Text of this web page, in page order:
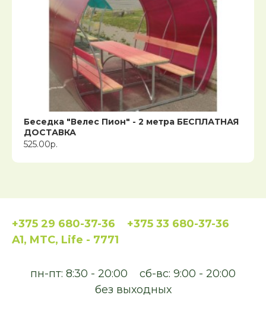
Беседка "Велес Пион" - 2 метра БЕСПЛАТНАЯ
ДОСТАВКА
525.00р.
+375 29 680-37-36
+375 33 680-37-36
A1, MTC, Life - 7771
пн-пт: 8:30 - 20:00
сб-вс: 9:00 - 20:00
без выходных